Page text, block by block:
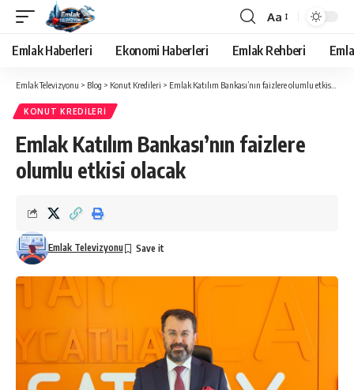
Yazı
Tipi
Boyutlandırıcı
Aa
Emlak Haberleri Ekonomi Haberleri Emlak Rehberi
Emlak Televizyonu > Blog > Konut Kredileri > Emlak Katılım Bankası’nın faizlere olumlu etkisi olacak
KONUT KREDILERI
Emlak Katılım Bankası’nın faizlere
olumlu etkisi olacak
Emlak Televizyonu